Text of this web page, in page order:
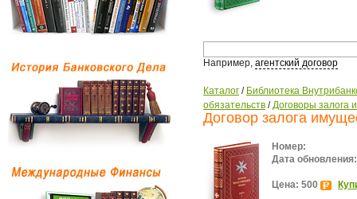
Например, агентский договор
Каталог / Библиотека
обязательств /Договоры залога
Договор залога
Номер:
Дата обновления:
Цена: 500